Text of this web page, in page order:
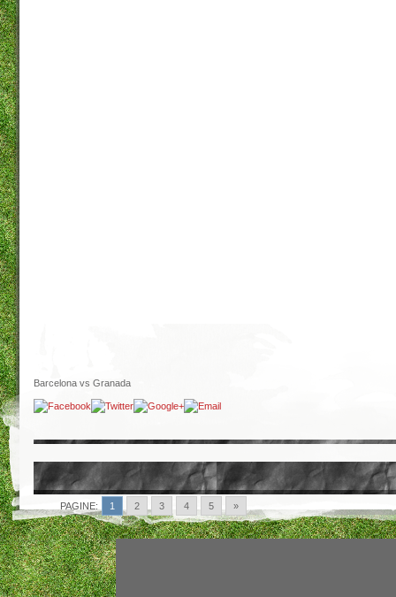
Barcelona vs Granada
PAGINE: 1 2 3 4 5 »